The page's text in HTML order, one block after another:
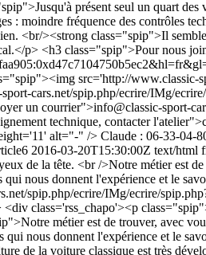
présent seul un quart
: moindre fréquence des contrôles
<br/><strong class="spip">Il
p> <h3 class="spip">Pour nous
src='http://
cars.net/spip.php/ecrire/IMg/
un courrier">info@classic-sport-
technique, contacter l'atelier">
alt="-" /> Claude : 06-33-04-
2016-03-20T15:30:00Z text/html
de la tête. <br />Notre métier est
nous donnent l'expérience et le
spip.php/ecrire/IMg/ecrire/
<div class='rss_chapo'><p class="spip">Importer une voiture ancienne, importer une voiture de collection, même des Etats-Unis, n'est pas si difficile que ça et ne coûte pas les yeux de la tête.</p> <p class="spip">Notre métier est de trouver, avec vous, la voiture qui vous fait envie et d'en organiser l'importation en toute sécurité et sans complications.</p> <p class="spip">Ce sont les centaines de voitures importées qui nous donnent l'expérience et le savoir-faire du processus détaillé plus bas. <br/>Nous importons régulièrement des voitures, en particulier des Etats-Unis parce que la France n'est pas encore un pays où la culture de la voiture classique est très développée.</p> <p class="spip">Mais de bonnes opportunités peuvent aussi se trouver en Angleterre ou dans tout le Royaume-Uni, même en conduite à gauche.</p> <p class="spip">L'importation de voitures anciennes se fait en étroite collaboration avec <a href="http://www.cc-organisation.com/" class="spip_out">CC-Organisation </a>.</p></div> <div class='rss_texte'><h3 class="spip">Pourquoi importer une voiture ancienne des Etats-Unis ?</h3> <p class="spip">Les voitures classiques les plus nombreuses se trouvent aux Etats-Unis parce que c'était le lieu préférentiel d'exportation des voitures européennes, en particulier des voitures de sport, à partir de l'après-guerre.</p> <p class="spip">Il y a beaucoup plus de Jaguar des années 50 à 70 aux USA que dans tout le reste du monde, par exemple.</p> <p class="spip">Les bonnes autos se trouvent dans les Etats du sud car, avant les années 80, les voitures avaient une protection très faible, voire nulle, contre la corrosion. <br/><strong class="spip">La rouille est notre principal ennemi.</strong></p> <p class="spip">Aux USA ou au Royaume-Uni les prix sont aussi, bien souvent, moins élevés que les prix européens continentaux où les propriétaires surestiment très souvent leur véhicule.</p> <p class="spip">Grâce à nos contacts, nous pouvons vous trouver l'auto que vous recherchez, ou simplement la rapporter si vous l'avez déjà trouvée. <br/> <br/></p> <p class="spip"><a href="http://www.classic-sport-cars.net/spip.php/ecrire/IMg/ecrire/spip.php?article73" class="spip_in">Voir les autos en attente.</a></p> <h3 class="spip">Et nous importons aussi des motos</h3> <p class="spip"><strong class="spip">Voir : <a href="http://www.classic-sport-cars.net/spip.php/ecrire/IMg/ecrire/spip.php?article133" class="spip_in">Importer une moto de collection</a></strong></p> <h3 class="spip">Comment importer une voiture ancienne ? <br/>Le processus d'importation détaillé</h3> <p class="spip">Vous souhaitez importer une voiture provenant des USA ? <br/>L'importation de plusieurs centaines de voitures fait de nous un importateur de voitures anciennes particulièrement expérimenté.</p> <p class="spip"><strong class="spip">Ce processus se déroule en sept étapes.</strong> <br/> <br/> <strong class="spip">1 - Détermination de vos envies,